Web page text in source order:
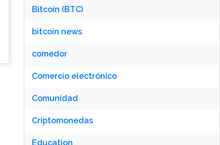
Bitcoin (BTC)
bitcoin news
comedor
Comercio electrónico
Comunidad
Criptomonedas
Education